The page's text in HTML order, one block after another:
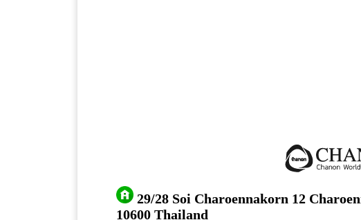
29/28 Soi Charoennakorn 12
10600 Thailand